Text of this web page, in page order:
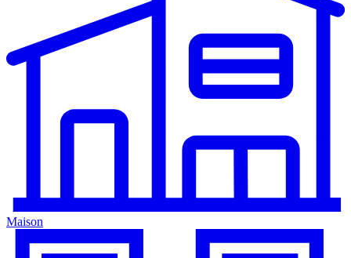
Maison